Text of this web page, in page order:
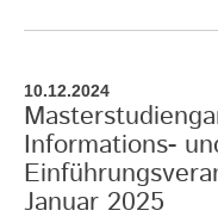
10.12.2024
Informations-
Januar 2025